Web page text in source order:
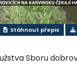
Stáhnout přepis
Sboru